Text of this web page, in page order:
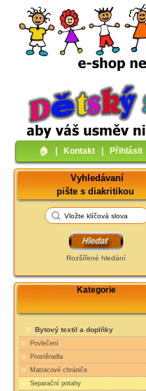
🏠︎ Kontakt Přihlásit
Vyhledávaní
pište s diakritikou
Rozšířené hledání
Kategorie
Bytový textil a doplňky
Povlečení
Prostěradla
Matracové chrániče
Separační potahy